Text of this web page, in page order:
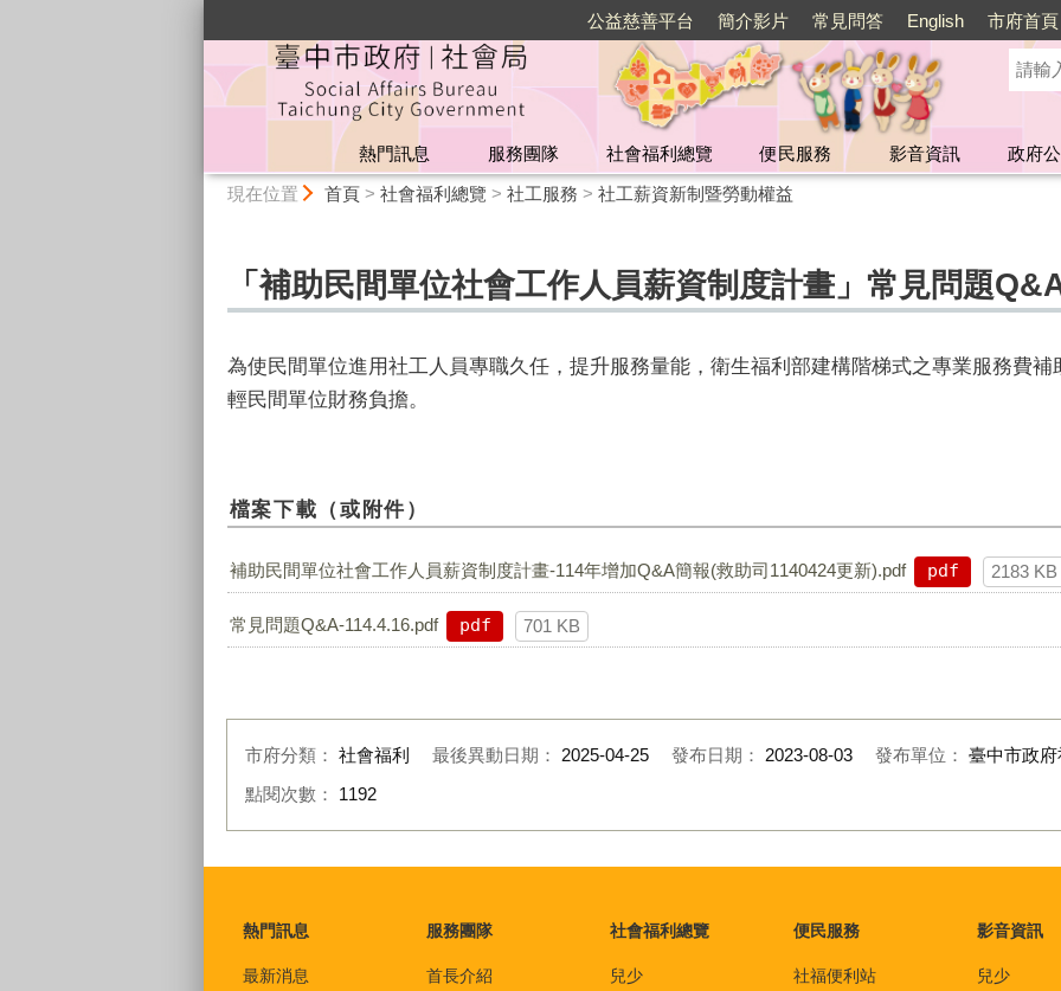
公益慈善平台 簡介影片 常見問答 English 市府首頁
熱門訊息 服務團隊 社會福利總覽 便民服務 影音資訊
政府
現在位置 首頁> 社會福利總覽 > 社工服務 > 社工薪資新制暨勞動權益
「補助民間單位社會工作人員薪資制度計畫」常見問題
為使民間單位進用社工人員專職久任，提升服務量能，衛生福利部建構階梯式之專業服務費
輕民間單位財務負擔。
檔案下載（或附件）
補助民間單位社會工作人員薪資制度計畫-114年增加Q&A簡報(救助司1140424更新).pdf pdf 2183 KB
常見問題Q&A-114.4.16.pdf pdf 701 KB
市府分類： 社會福利 最後異動日期： 2025-04-25 發布日期： 2023-08-03 發布單位： 臺中市政府
點閱次數： 1192
熱門訊息
最新消息
服務團隊
首長介紹
社會福利總覽
兒少
便民服務
社福便利站
影音資訊
兒少